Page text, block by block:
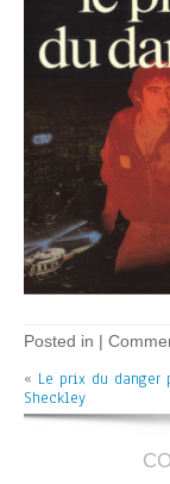
Posted in |
« Le prix du danger
Sheckley